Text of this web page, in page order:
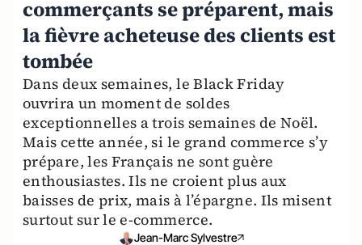
commerçants se préparent, mais
la fièvre acheteuse des clients est
tombée
Dans deux semaines, le Black Friday
ouvrira un moment de soldes
exceptionnelles a trois semaines de Noël.
Mais cette année, si le grand commerce s’y
prépare, les Français ne sont guère
enthousiastes. Ils ne croient plus aux
baisses de prix, mais à l’épargne. Ils misent
surtout sur le e-commerce.
Jean-Marc Sylvestre